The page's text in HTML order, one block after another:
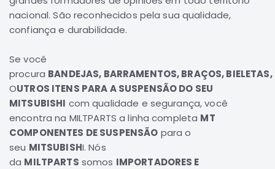
Filtros
Transmissão
Acessórios
Pajero
Motor
Suspensão
Correias
nacional. São reconhecidos pela sua qualidade,
confiança e durabilidade.
Se você
procura BANDEJAS, BARRAMENTOS, BRAÇOS,
OUTROS ITENS PARA ASUSPENSÃO DO SEU
MITSUBISHI com qualidade e segurança, você
encontra na MILTPARTS a linha completa MT
COMPONENTES DE SUSPENSÃO para o
seu MITSUBISHI. Nós
da MILTPARTS somos IMPORTADORES E